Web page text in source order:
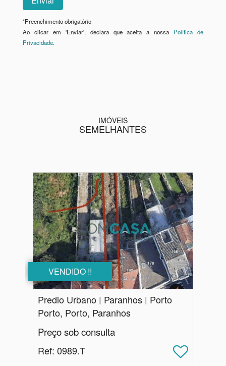
*Preenchimento obrigatório
Ao clicar em 'Enviar', declara que aceita a nossa Política de
Privacidade.
IMÓVEIS
SEMELHANTES
VENDIDO !!
Predio Urbano | Paranhos | Porto
Porto, Porto, Paranhos
Preço sob consulta
Ref: 0989.T